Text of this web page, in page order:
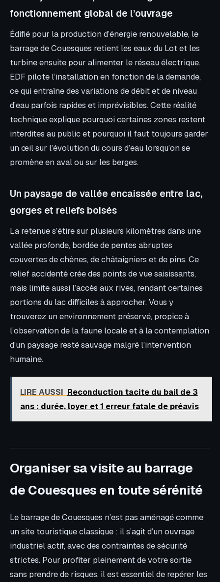
fonctionnement global de l’ouvrage
Édifié pour la production d’énergie renouvelable, le
barrage de Couesques retient les eaux du Lot et les
turbine ensuite pour alimenter le réseau électrique.
EDF pilote l’installation en fonction de la demande,
ce qui entraîne des variations de débit et de niveau
d’eau parfois rapides et imprévisibles. Cette réalité
technique explique pourquoi certaines zones restent
interdites au public et pourquoi il faut toujours garder
un œil sur l’évolution du cours d’eau lorsqu’on se
promène en aval ou sur les berges.
Un paysage de vallée encaissée entre lac,
gorges et reliefs boisés
La retenue s’étire sur plusieurs kilomètres dans une
vallée profonde, bordée de pentes abruptes
couvertes de chênes, de châtaigniers et de pins. Ce
relief accidenté crée des points de vue saisissants,
mais limite aussi l’accès aux rives, rendant certaines
portions du lac difficiles à approcher. Vous y
trouverez un environnement préservé, propice à
l’observation de la faune locale et à la contemplation
d’un paysage resté sauvage malgré l’intervention
humaine.
LIRE AUSSI Reconduction tacite du bail de 3
ans : durée, loyer et 1 erreur fatale de préavis
Organiser sa visite au barrage
de Couesques en toute sérénité
Le barrage de Couesques n’est pas aménagé comme
un site touristique classique : il s’agit d’un ouvrage
industriel actif, avec des contraintes de sécurité
strictes. Pour profiter pleinement de votre sortie
sans prendre de risques, il est essentiel de repérer les